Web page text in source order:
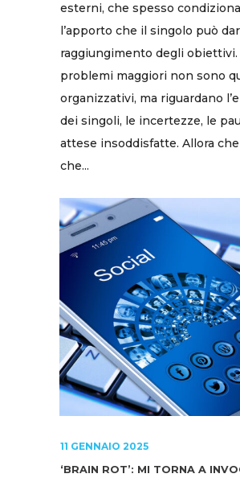
esterni, che spesso
l’apporto che il singolo può
raggiungimento degli obiettivi.
problemi maggiori non sono
organizzativi, ma riguardano
dei singoli, le incertezze, le
attese insoddisfatte. Allora che
che...
11 GENNAIO 2025
‘BRAIN ROT’: MI TORNA A